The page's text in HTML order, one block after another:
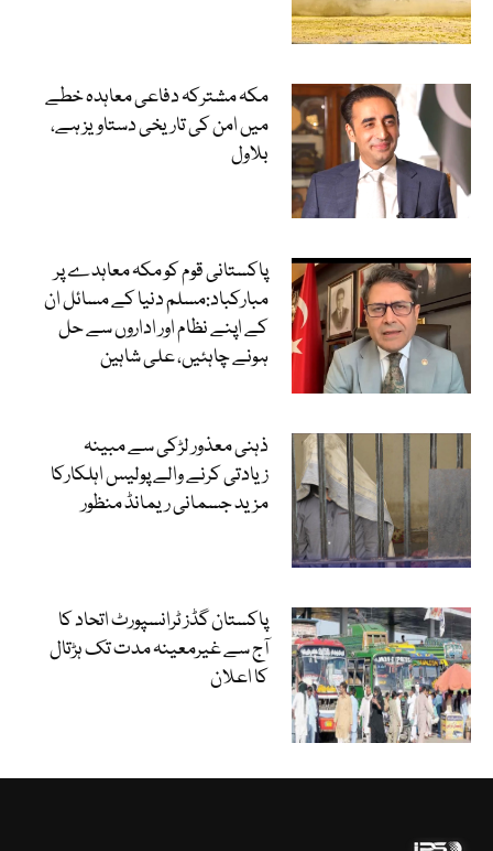
مکہ مشترکہ دفاعی معاہدہ خطے
میں امن کی تاریخی دستاویز ہے،
بلاول
پاکستانی قوم کو مکہ معاہدے پر
مبارکباد:مسلم دنیا کے مسائل ان
کے اپنے نظام اور اداروں سے حل
ہونے چاہئیں، علی شاہین
ذہنی معذور لڑکی سے مبینہ
زیادتی کرنے والے پولیس اہلکارکا
مزید جسمانی ریمانڈ منظور
پاکستان گڈز ٹرانسپورٹ اتحاد کا
آج سے غیرمعینہ مدت تک ہڑتال
کا اعلان